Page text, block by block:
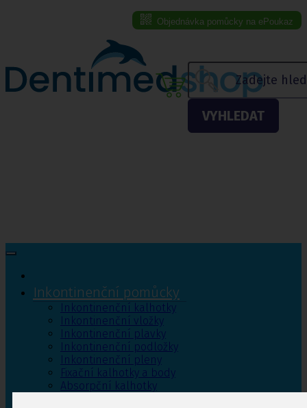
Objednávka pomůcky na ePoukaz
VYHLEDAT
Inkontinenční pomůcky
Inkontinenční kalhotky
Inkontinenční vložky
Inkontinenční plavky
Inkontinenční podložky
Inkontinenční pleny
Fixační kalhotky a body
Absorpční kalhotky